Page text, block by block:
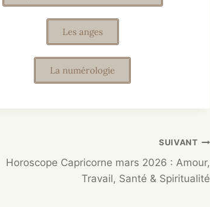
Les anges
La numérologie
SUIVANT
Horoscope Capricorne mars 2026 : Amour,
Travail, Santé & Spiritualité